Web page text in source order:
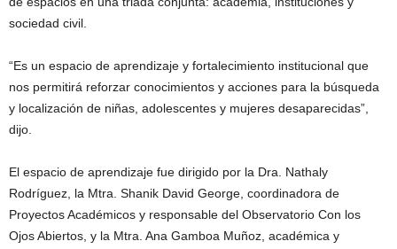
sociedad civil.
“Es un espacio de aprendizaje y fortalecimiento institucional que
nos permitirá reforzar conocimientos y acciones para la búsqueda
y localización de niñas, adolescentes y mujeres desaparecidas”,
dijo.
El espacio de aprendizaje fue dirigido por la Dra. Nathaly
Rodríguez, la Mtra. Shanik David George, coordinadora de
Proyectos Académicos y responsable del Observatorio Con los
Ojos Abiertos, y la Mtra. Ana Gamboa Muñoz, académica y